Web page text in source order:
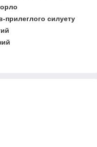
прилеглого силуету